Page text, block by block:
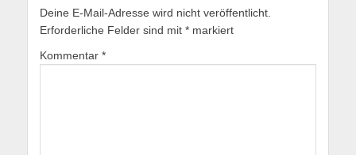
Deine E-Mail-Adresse wird nicht veröffentlicht.
Erforderliche Felder sind mit * markiert
Kommentar *